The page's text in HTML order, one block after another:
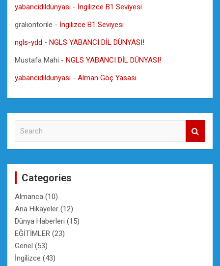
yabancidildunyasi - İngilizce B1 Seviyesi
graliontorile - İngilizce B1 Seviyesi
ngls-ydd - NGLS YABANCI DİL DÜNYASI!
Mustafa Mahi - NGLS YABANCI DİL DÜNYASI!
yabancidildunyasi - Alman Göç Yasası
c
Categories
Almanca (10)
Ana Hikayeler (12)
Dünya Haberleri (15)
EĞİTİMLER (23)
Genel (53)
İngilizce (43)